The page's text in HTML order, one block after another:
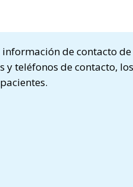
de contacto
y teléfonos de contacto,